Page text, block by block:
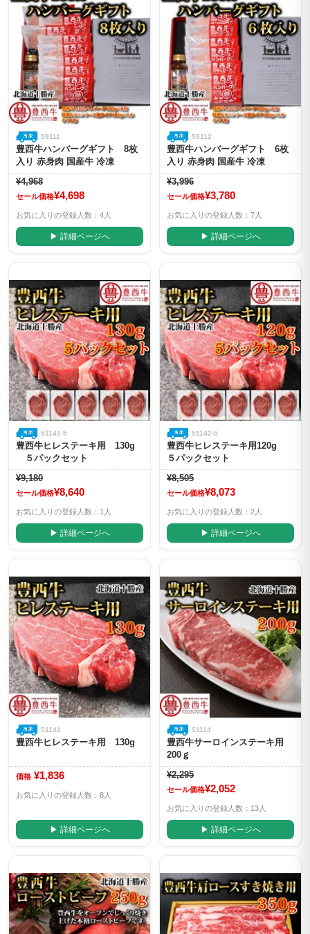
59111
豊西牛ハンバーグギフト 8枚
入り 赤身肉 国産牛 冷凍
¥4,968
セール価格¥4,698
お気に入りの登録人数：4人
▶ 詳細ページへ
59112
豊西牛ハンバーグギフト 6枚
入り 赤身肉 国産牛 冷凍
¥3,996
セール価格¥3,780
お気に入りの登録人数：7人
▶ 詳細ページへ
51141-5
豊西牛ヒレステーキ用 130g
５パックセット
¥9,180
セール価格¥8,640
お気に入りの登録人数：1人
▶ 詳細ページへ
51142-5
豊西牛ヒレステーキ用120g
５パックセット
¥8,505
セール価格¥8,073
お気に入りの登録人数：2人
▶ 詳細ページへ
51141
豊西牛ヒレステーキ用 130g
価格 ¥1,836
お気に入りの登録人数：8人
▶ 詳細ページへ
51114
豊西牛サーロインステーキ用
200ｇ
¥2,295
セール価格¥2,052
お気に入りの登録人数：13人
▶ 詳細ページへ